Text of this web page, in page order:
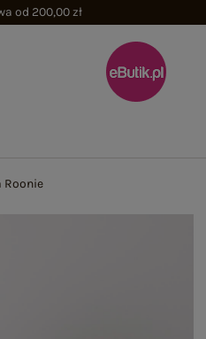
od 200,00 zł
Roonie